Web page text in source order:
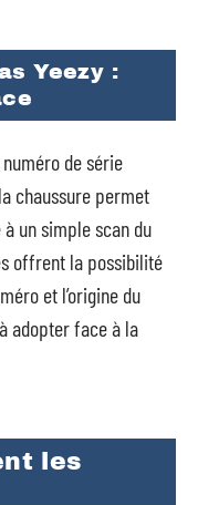
Yeezy :
de série
chaussure permet
un simple scan du
offrent la possibilité
et l’origine du
adopter face à la
les